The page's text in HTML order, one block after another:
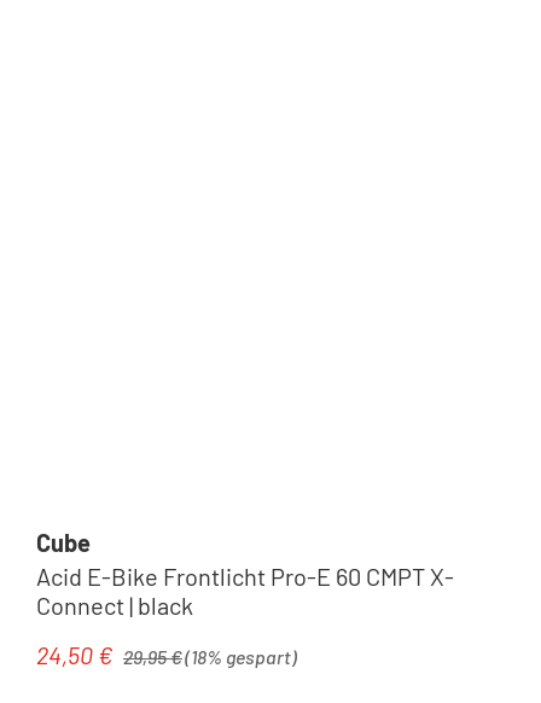
Cube
Acid E-Bike Frontlicht Pro-E 60 CMPT X-
Connect | black
Verkaufspreis:
24,50 € Regulärer Preis:
29,95 €(18% gespart)